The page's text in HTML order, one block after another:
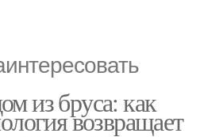
из бруса: как
возвращает